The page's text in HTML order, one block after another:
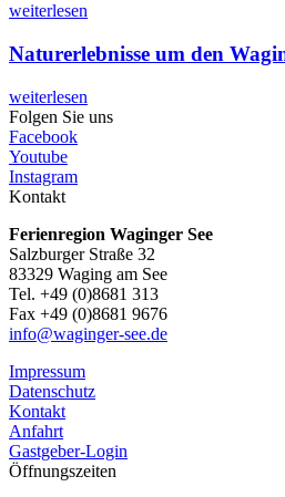
weiterlesen
Naturerlebnisse um den
weiterlesen
Folgen Sie uns
Facebook
Youtube
Instagram
Kontakt
Ferienregion Waginger See
Salzburger Straße 32
83329 Waging am See
Tel. +49 (0)8681 313
Fax +49 (0)8681 9676
info@waginger-see.de
Impressum
Datenschutz
Kontakt
Anfahrt
Gastgeber-Login
Öffnungszeiten